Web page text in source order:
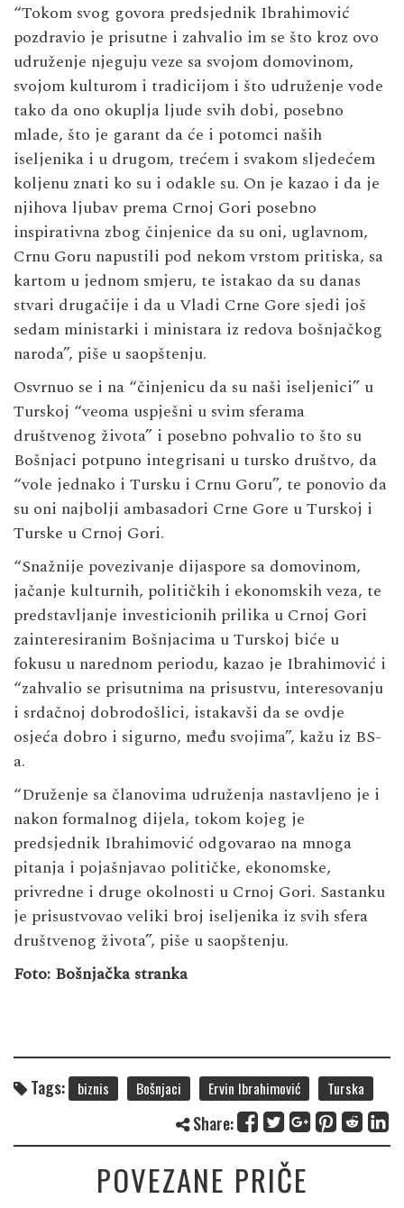
“Tokom svog govora predsjednik Ibrahimović
pozdravio je prisutne i zahvalio im se što kroz ovo
udruženje njeguju veze sa svojom domovinom,
svojom kulturom i tradicijom i što udruženje vode
tako da ono okuplja ljude svih dobi, posebno
mlade, što je garant da će i potomci naših
iseljenika i u drugom, trećem i svakom sljedećem
koljenu znati ko su i odakle su. On je kazao i da je
njihova ljubav prema Crnoj Gori posebno
inspirativna zbog činjenice da su oni, uglavnom,
Crnu Goru napustili pod nekom vrstom pritiska, sa
kartom u jednom smjeru, te istakao da su danas
stvari drugačije i da u Vladi Crne Gore sjedi još
sedam ministarki i ministara iz redova bošnjačkog
naroda”, piše u saopštenju.
Osvrnuo se i na “činjenicu da su naši iseljenici” u
Turskoj “veoma uspješni u svim sferama
društvenog života” i posebno pohvalio to što su
Bošnjaci potpuno integrisani u tursko društvo, da
“vole jednako i Tursku i Crnu Goru”, te ponovio da
su oni najbolji ambasadori Crne Gore u Turskoj i
Turske u Crnoj Gori.
“Snažnije povezivanje dijaspore sa domovinom,
jačanje kulturnih, političkih i ekonomskih veza, te
predstavljanje investicionih prilika u Crnoj Gori
zainteresiranim Bošnjacima u Turskoj biće u
fokusu u narednom periodu, kazao je Ibrahimović i
“zahvalio se prisutnima na prisustvu, interesovanju
i srdačnoj dobrodošlici, istakavši da se ovdje
osjeća dobro i sigurno, među svojima”, kažu iz BS-
a.
“Druženje sa članovima udruženja nastavljeno je i
nakon formalnog dijela, tokom kojeg je
predsjednik Ibrahimović odgovarao na mnoga
pitanja i pojašnjavao političke, ekonomske,
privredne i druge okolnosti u Crnoj Gori. Sastanku
je prisustvovao veliki broj iseljenika iz svih sfera
društvenog života”, piše u saopštenju.
Foto: Bošnjačka stranka
Tags: biznis Bošnjaci Ervin Ibrahimović Turska
Share:
POVEZANE PRIČE